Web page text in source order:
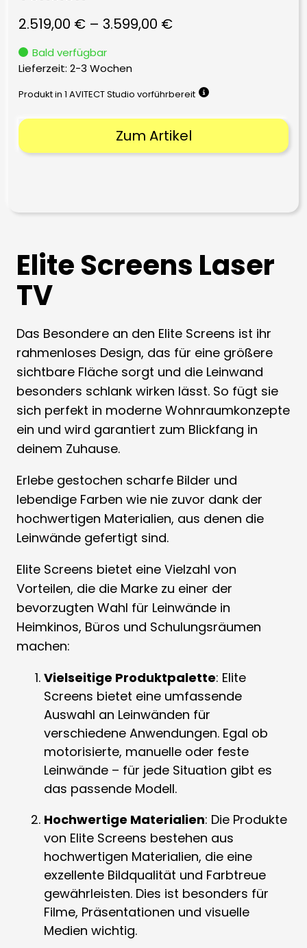
2.519,00 € – 3.599,00 €
Bald verfügbar
Lieferzeit: 2-3 Wochen
Produkt in 1 AVITECT Studio vorführbereit
Zum Artikel
Elite Screens Laser
TV
Das Besondere an den Elite Screens ist ihr
rahmenloses Design, das für eine größere
sichtbare Fläche sorgt und die Leinwand
besonders schlank wirken lässt. So fügt sie
sich perfekt in moderne Wohnraumkonzepte
ein und wird garantiert zum Blickfang in
deinem Zuhause.
Erlebe gestochen scharfe Bilder und
lebendige Farben wie nie zuvor dank der
hochwertigen Materialien, aus denen die
Leinwände gefertigt sind.
Elite Screens bietet eine Vielzahl von
Vorteilen, die die Marke zu einer der
bevorzugten Wahl für Leinwände in
Heimkinos, Büros und Schulungsräumen
machen:
Vielseitige Produktpalette: Elite
Screens bietet eine umfassende
Auswahl an Leinwänden für
verschiedene Anwendungen. Egal ob
motorisierte, manuelle oder feste
Leinwände – für jede Situation gibt es
das passende Modell.
Hochwertige Materialien: Die Produkte
von Elite Screens bestehen aus
hochwertigen Materialien, die eine
exzellente Bildqualität und Farbtreue
gewährleisten. Dies ist besonders für
Filme, Präsentationen und visuelle
Medien wichtig.